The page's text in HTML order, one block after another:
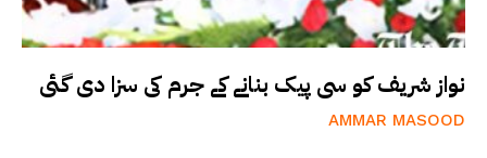
نواز شریف کو سی پیک بنانے کے جرم کی سزا دی گئی
AMMAR MASOOD